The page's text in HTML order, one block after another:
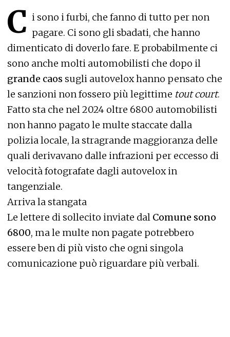
C i sono i furbi, che fanno di tutto per non
pagare. Ci sono gli sbadati, che hanno
dimenticato di doverlo fare. E probabilmente ci
sono anche molti automobilisti che dopo il
grande caos sugli autovelox hanno pensato che
le sanzioni non fossero più legittime tout court.
Fatto sta che nel 2024 oltre 6800 automobilisti
non hanno pagato le multe staccate dalla
polizia locale, la stragrande maggioranza delle
quali derivavano dalle infrazioni per eccesso di
velocità fotografate dagli autovelox in
tangenziale.
Arriva la stangata
Le lettere di sollecito inviate dal Comune sono
6800, ma le multe non pagate potrebbero
essere ben di più visto che ogni singola
comunicazione può riguardare più verbali.